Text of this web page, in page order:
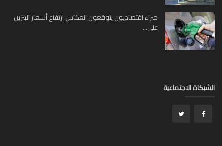
خبراء اقتصاديون يتوقعون انعكاس ارتفاع أسعار البنزين
على...
الاجتماعية